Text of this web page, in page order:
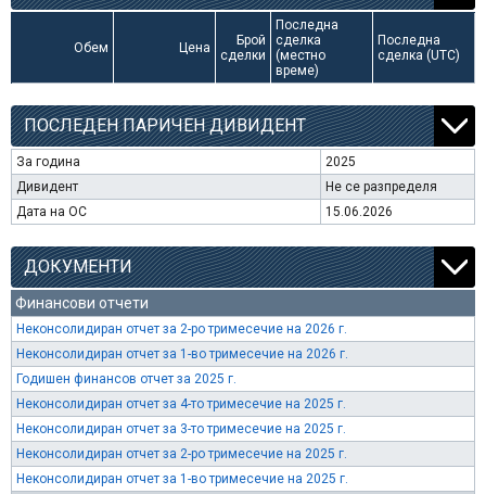
Обем Цена
Брой
сделки
Последна
сделка
(местно
време)
Последна
сделка (UTC)
ПОСЛЕДЕН ПАРИЧЕН ДИВИДЕНТ
За година
2025
Дивидент
Не се разпределя
Дата на ОС
15.06.2026
ДОКУМЕНТИ
Финансови отчети
Неконсолидиран отчет за 2-ро тримесечие на 2026 г.
Неконсолидиран отчет за 1-во тримесечие на 2026 г.
Годишен финансов отчет за 2025 г.
Неконсолидиран отчет за 4-то тримесечие на 2025 г.
Неконсолидиран отчет за 3-то тримесечие на 2025 г.
Неконсолидиран отчет за 2-ро тримесечие на 2025 г.
Неконсолидиран отчет за 1-во тримесечие на 2025 г.